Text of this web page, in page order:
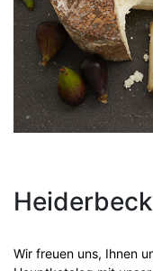
Wir freuen uns, Ihnen